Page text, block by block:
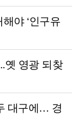
야 ‘인구유
옛 영광 되찾
대구에… 경